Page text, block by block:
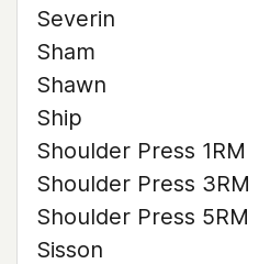
Severin
Sham
Shawn
Ship
Shoulder Press 1RM
Shoulder Press 3RM
Shoulder Press 5RM
Sisson